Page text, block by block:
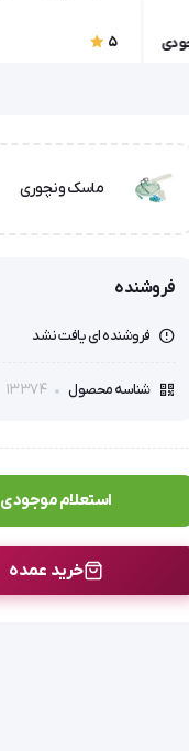
5
ماسک ونچوری
فروشنده
فروشنده ای یافت نشد
شناسه محصول 13374
استعلام موجودی
خرید عمده